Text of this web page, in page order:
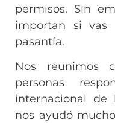
permisos. Sin
importan si vas
pasantía.
Nos reunimos
personas
internacional de
nos ayudó